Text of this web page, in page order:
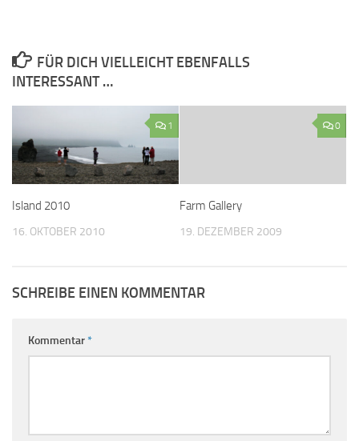
FÜR DICH VIELLEICHT EBENFALLS
INTERESSANT …
1
Island 2010
16. OKTOBER 2010
0
Farm Gallery
19. DEZEMBER 2009
SCHREIBE EINEN KOMMENTAR
Kommentar*